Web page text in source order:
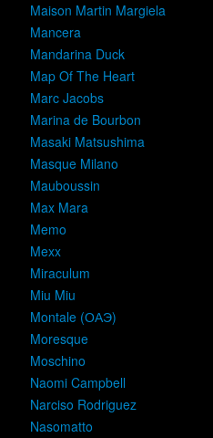
Maison Martin Margiela
Mancera
Mandarina Duck
Map Of The Heart
Marc Jacobs
Marina de Bourbon
Masaki Matsushima
Masque Milano
Mauboussin
Max Mara
Memo
Mexx
Miraculum
Miu Miu
Montale (ОАЭ)
Moresque
Moschino
Naomi Campbell
Narciso Rodriguez
Nasomatto